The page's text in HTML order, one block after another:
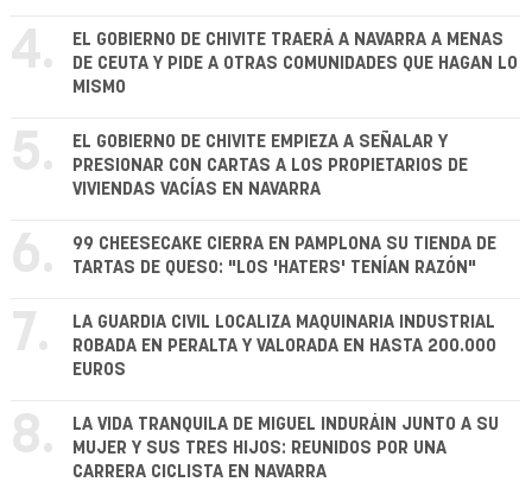
4.
EL GOBIERNO DE CHIVITE TRAERÁ A NAVARRA A MENAS
DE CEUTA Y PIDE A OTRAS COMUNIDADES QUE HAGAN LO
MISMO
5.
EL GOBIERNO DE CHIVITE EMPIEZA A SEÑALAR Y
PRESIONAR CON CARTAS A LOS PROPIETARIOS DE
VIVIENDAS VACÍAS EN NAVARRA
6.
99 CHEESECAKE CIERRA EN PAMPLONA SU TIENDA DE
TARTAS DE QUESO: "LOS 'HATERS' TENÍAN RAZÓN"
7.
LA GUARDIA CIVIL LOCALIZA MAQUINARIA INDUSTRIAL
ROBADA EN PERALTA Y VALORADA EN HASTA 200.000
EUROS
8.
LA VIDA TRANQUILA DE MIGUEL INDURÁIN JUNTO A SU
MUJER Y SUS TRES HIJOS: REUNIDOS POR UNA
CARRERA CICLISTA EN NAVARRA